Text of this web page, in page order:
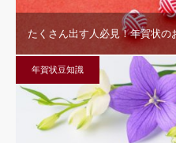
たくさん出す人必見！年賀状の
年賀状豆知識